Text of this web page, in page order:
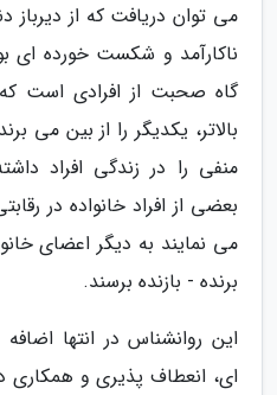
می توان دریافت که از دیرباز
ناکارآمد و شکست خورده ای
گاه صحبت از افرادی است
بالاتر، یکدیگر را از بین می
منفی را در زندگی افراد
بعضی از افراد خانواده در
می نمایند به دیگر اعضای
برنده - بازنده برسند.
این روانشناس در انتها
ای، انعطاف پذیری و همکاری